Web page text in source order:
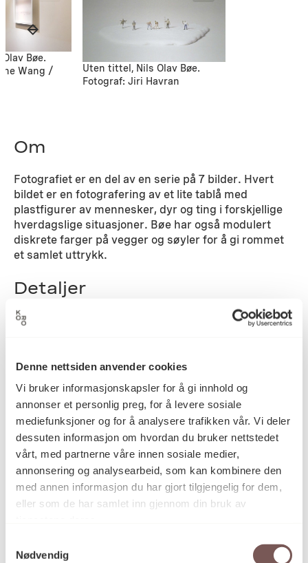
Denne nettsiden anvender cookies
Vi bruker informasjonskapsler for å gi innhold og
annonser et personlig preg, for å levere sosiale
mediefunksjoner og for å analysere trafikken vår. Vi deler
dessuten informasjon om hvordan du bruker nettstedet
vårt, med partnerne våre innen sosiale medier,
annonsering og analysearbeid, som kan kombinere den
med annen informasjon du har gjort tilgjengelig for dem,
eller som de har samlet inn gjennom din bruk av
Nødvendig
Bøe.
Wang /
Uten tittel, Nils Olav Bøe.
Fotograf: Jiri Havran
Om
Fotografiet er en del av en serie på 7 bilder. Hvert
bildet er en fotografering av et lite tablå med
plastfigurer av mennesker, dyr og ting i forskjellige
hverdagslige situasjoner. Bøe har også modulert
diskrete farger på vegger og søyler for å gi rommet
et samlet uttrykk.
Detaljer
Nils Olav Bøe
Kategori Fotografi
Mål